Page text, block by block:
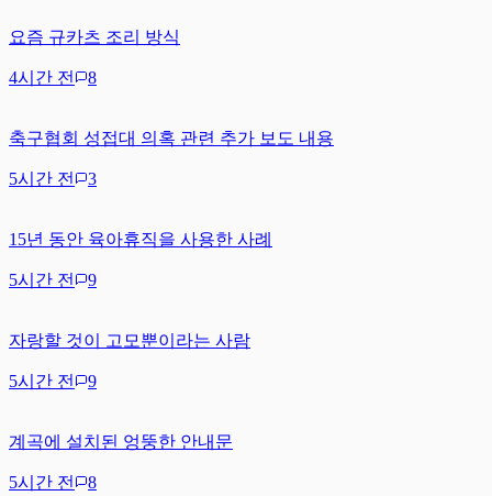
요즘 규카츠 조리 방식
4시간 전 8
축구협회 성접대 의혹 관련 추가 보도 내용
5시간 전 3
15년 동안 육아휴직을 사용한 사례
5시간 전 9
자랑할 것이 고모뿐이라는 사람
5시간 전 9
계곡에 설치된 엉뚱한 안내문
5시간 전 8